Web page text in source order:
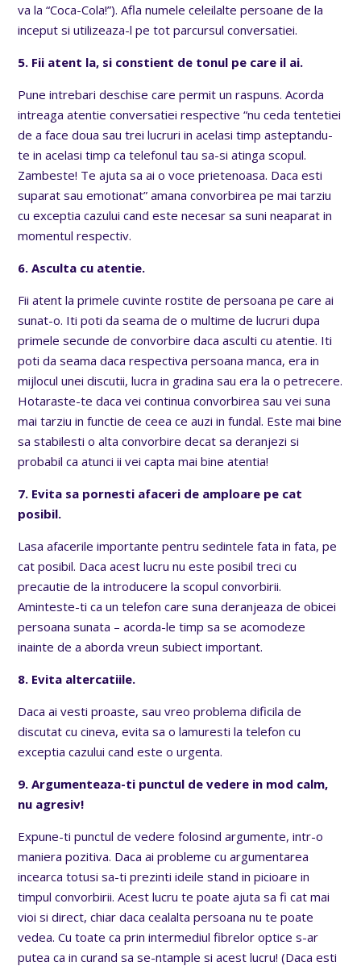
va la “Coca-Cola!”). Afla numele celeilalte persoane de la
inceput si utilizeaza-l pe tot parcursul conversatiei.
5. Fii atent la, si constient de tonul pe care il ai.
Pune intrebari deschise care permit un raspuns. Acorda
intreaga atentie conversatiei respective “nu ceda tentetiei
de a face doua sau trei lucruri in acelasi timp asteptandu-
te in acelasi timp ca telefonul tau sa-si atinga scopul.
Zambeste! Te ajuta sa ai o voce prietenoasa. Daca esti
suparat sau emotionat” amana convorbirea pe mai tarziu
cu exceptia cazului cand este necesar sa suni neaparat in
momentul respectiv.
6. Asculta cu atentie.
Fii atent la primele cuvinte rostite de persoana pe care ai
sunat-o. Iti poti da seama de o multime de lucruri dupa
primele secunde de convorbire daca asculti cu atentie. Iti
poti da seama daca respectiva persoana manca, era in
mijlocul unei discutii, lucra in gradina sau era la o petrecere.
Hotaraste-te daca vei continua convorbirea sau vei suna
mai tarziu in functie de ceea ce auzi in fundal. Este mai bine
sa stabilesti o alta convorbire decat sa deranjezi si
probabil ca atunci ii vei capta mai bine atentia!
7. Evita sa pornesti afaceri de amploare pe cat
posibil.
Lasa afacerile importante pentru sedintele fata in fata, pe
cat posibil. Daca acest lucru nu este posibil treci cu
precautie de la introducere la scopul convorbirii.
Aminteste-ti ca un telefon care suna deranjeaza de obicei
persoana sunata – acorda-le timp sa se acomodeze
inainte de a aborda vreun subiect important.
8. Evita altercatiile.
Daca ai vesti proaste, sau vreo problema dificila de
discutat cu cineva, evita sa o lamuresti la telefon cu
exceptia cazului cand este o urgenta.
9. Argumenteaza-ti punctul de vedere in mod calm,
nu agresiv!
Expune-ti punctul de vedere folosind argumente, intr-o
maniera pozitiva. Daca ai probleme cu argumentarea
incearca totusi sa-ti prezinti ideile stand in picioare in
timpul convorbirii. Acest lucru te poate ajuta sa fi cat mai
vioi si direct, chiar daca cealalta persoana nu te poate
vedea. Cu toate ca prin intermediul fibrelor optice s-ar
putea ca in curand sa se-ntample si acest lucru! (Daca esti